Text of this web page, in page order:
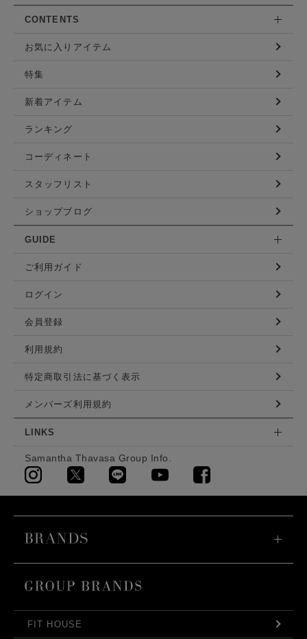
CONTENTS
お気に入りアイテム
特集
新着アイテム
ランキング
コーディネート
スタッフリスト
ショップブログ
GUIDE
ご利用ガイド
ログイン
会員登録
利用規約
特定商取引法に基づく表示
メンバーズ利用規約
LINKS
Samantha Thavasa Group Info.
FIT HOUSE